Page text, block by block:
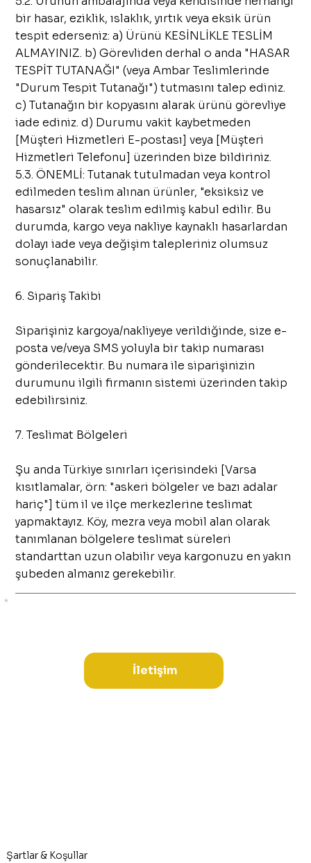
bir hasar, eziklik, ıslaklık, yırtık veya eksik ürün
tespit ederseniz: a) Ürünü KESİNLİKLE TESLİM
ALMAYINIZ. b) Görevliden derhal o anda "HASAR
TESPİT TUTANAĞI" (veya Ambar Teslimlerinde
"Durum Tespit Tutanağı") tutmasını talep ediniz.
c) Tutanağın bir kopyasını alarak ürünü görevliye
iade ediniz. d) Durumu vakit kaybetmeden
[Müşteri Hizmetleri E-postası] veya [Müşteri
Hizmetleri Telefonu] üzerinden bize bildiriniz.
5.3. ÖNEMLİ: Tutanak tutulmadan veya kontrol
edilmeden teslim alınan ürünler, "eksiksiz ve
hasarsız" olarak teslim edilmiş kabul edilir. Bu
durumda, kargo veya nakliye kaynaklı hasarlardan
dolayı iade veya değişim talepleriniz olumsuz
sonuçlanabilir.
6. Sipariş Takibi
Siparişiniz kargoya/nakliyeye verildiğinde, size e-
posta ve/veya SMS yoluyla bir takip numarası
gönderilecektir. Bu numara ile siparişinizin
durumunu ilgili firmanın sistemi üzerinden takip
edebilirsiniz.
7. Teslimat Bölgeleri
Şu anda Türkiye sınırları içerisindeki [Varsa
kısıtlamalar, örn: "askeri bölgeler ve bazı adalar
hariç"] tüm il ve ilçe merkezlerine teslimat
yapmaktayız. Köy, mezra veya mobil alan olarak
tanımlanan bölgelere teslimat süreleri
standarttan uzun olabilir veya kargonuzu en yakın
şubeden almanız gerekebilir.
İletişim
Şartlar & Koşullar